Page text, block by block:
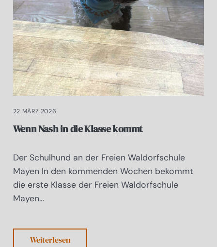
22 MÄRZ 2026
Wenn Nash in die Klasse kommt
Der Schulhund an der Freien Waldorfschule
Mayen In den kommenden Wochen bekommt
die erste Klasse der Freien Waldorfschule
Mayen…
Weiterlesen